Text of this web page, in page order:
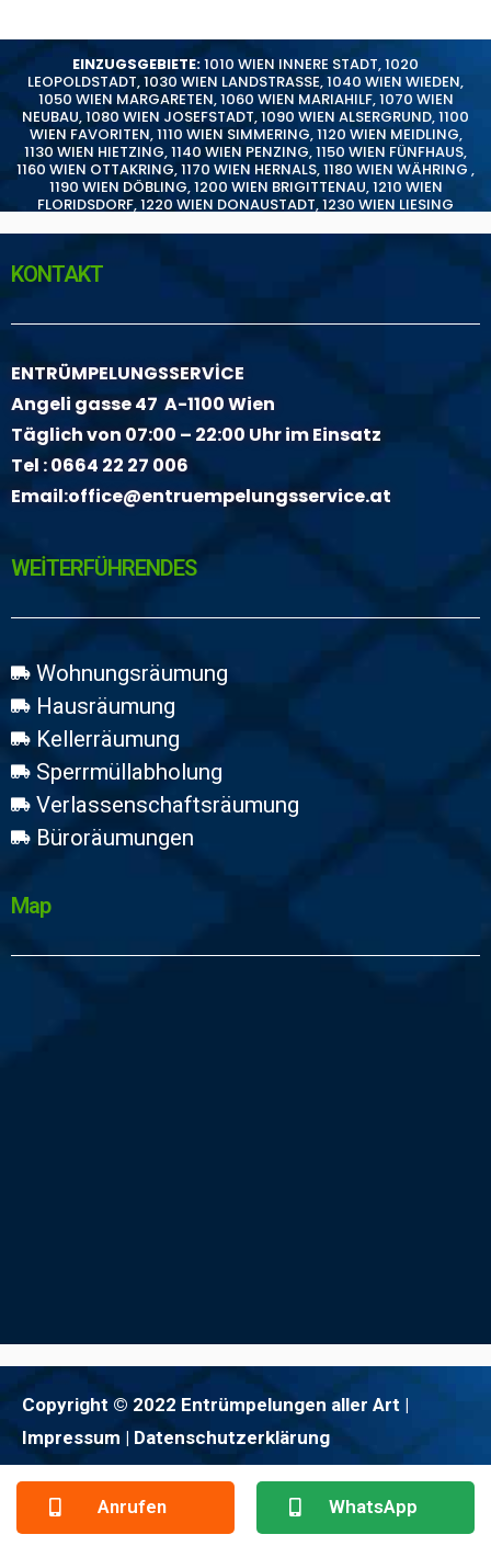
EINZUGSGEBIETE:1010 WIEN INNERE STADT,1020
LEOPOLDSTADT,1030 WIEN LANDSTRASSE,1040 WIEN WIEDEN,
1050 WIEN MARGARETEN,1060 WIEN MARIAHILF,1070 WIEN
NEUBAU,1080 WIEN JOSEFSTADT,1090 WIEN ALSERGRUND,1100
WIEN FAVORITEN,1110 WIEN SIMMERING,1120 WIEN MEIDLING,
1130 WIEN HIETZING,1140 WIEN PENZING,1150 WIEN FÜNFHAUS,
1160 WIEN OTTAKRING,1170 WIEN HERNALS,1180 WIEN WÄHRING ,
1190 WIEN DÖBLING,1200 WIEN BRIGITTENAU,1210 WIEN
FLORIDSDORF,1220 WIEN DONAUSTADT,1230 WIEN LIESING
KONTAKT
ENTRÜMPELUNGSSERVİCE
Angeli gasse 47 A-1100 Wien
Täglich von 07:00 – 22:00 Uhr im Einsatz
Tel :0664 22 27 006
Email:office@entruempelungsservice.at
WEİTERFÜHRENDES
Wohnungsräumung
Hausräumung
Kellerräumung
Sperrmüllabholung
Verlassenschaftsräumung
Büroräumungen
Map
Copyright © 2022 Entrümpelungen aller Art |
Impressum | Datenschutzerklärung
Anrufen WhatsApp